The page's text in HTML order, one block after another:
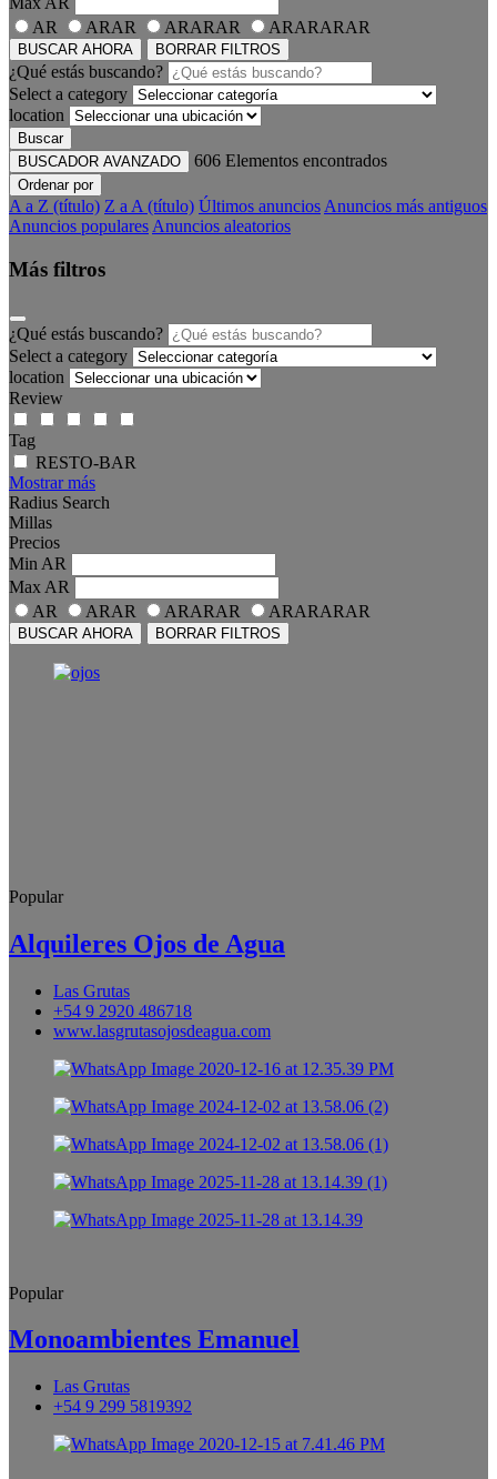
AR
ARAR ARARAR ARARARAR
BUSCAR AHORA BORRAR FILTROS
¿Qué estás buscando?
Select a category
location
Buscar
BUSCADOR AVANZADO
606 Elementos encontrados
Ordenar por
A a Z (título) Z a A (título) Últimos anuncios Anuncios más antiguos
Anuncios populares Anuncios aleatorios
Más filtros
¿Qué estás buscando?
Select a category
location
Review
Tag
RESTO-BAR
Mostrar más
Radius Search
Millas
Precios
Min AR
Max AR
AR
ARAR ARARAR ARARARAR
BUSCAR AHORA BORRAR FILTROS
Popular
Alquileres Ojos de Agua
Las Grutas
+54 9 2920 486718
www.lasgrutasojosdeagua.com
Popular
Monoambientes Emanuel
Las Grutas
+54 9 299 5819392